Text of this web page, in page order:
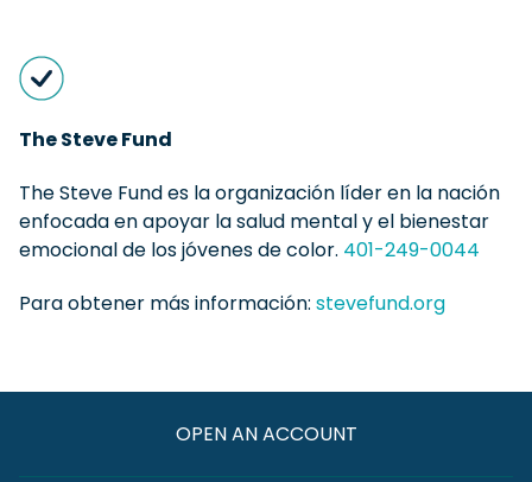
The Steve Fund
The Steve Fund es la organización líder en la nación
enfocada en apoyar la salud mental y el bienestar
emocional de los jóvenes de color. 401-249-0044
Para obtener más información: stevefund.org
OPEN AN ACCOUNT